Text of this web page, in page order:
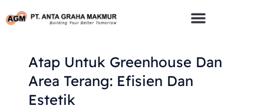
To
Atap Untuk Greenhouse Dan
Area Terang: Efisien Dan
Estetik